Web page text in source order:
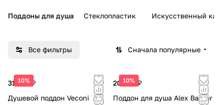
Поддоны для душа Стеклопластик Искусственный
Все фильтры Сначала популярные
10%
31 097 ₽
Душевой поддон Veconi
10%
20 365 ₽
Поддон для душа Aleх Baitler